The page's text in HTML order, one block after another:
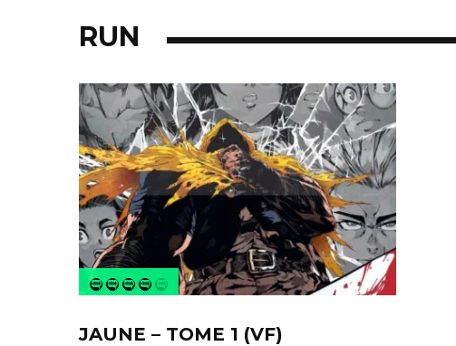
RUN
JAUNE – TOME 1 (VF)